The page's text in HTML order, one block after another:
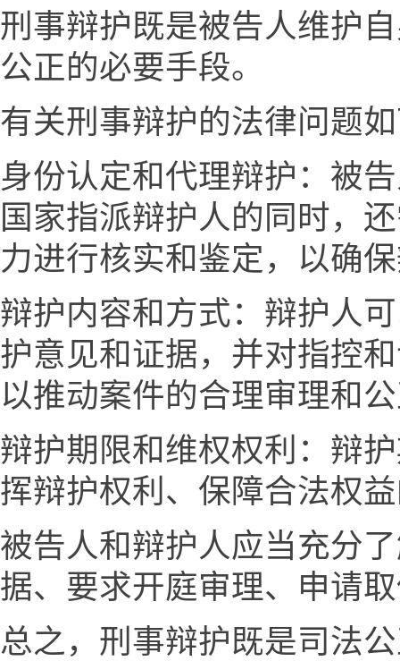
刑事辩护既是被告人维护
公正的必要手段。
有关刑事辩护的法律问题
身份认定和代理辩护：被
国家指派辩护人的同时，
力进行核实和鉴定，以确
辩护内容和方式：辩护人
护意见和证据，并对指控
以推动案件的合理审理和
辩护期限和维权权利：辩
挥辩护权利、保障合法权
被告人和辩护人应当充分
据、要求开庭审理、申请
总之，刑事辩护既是司法